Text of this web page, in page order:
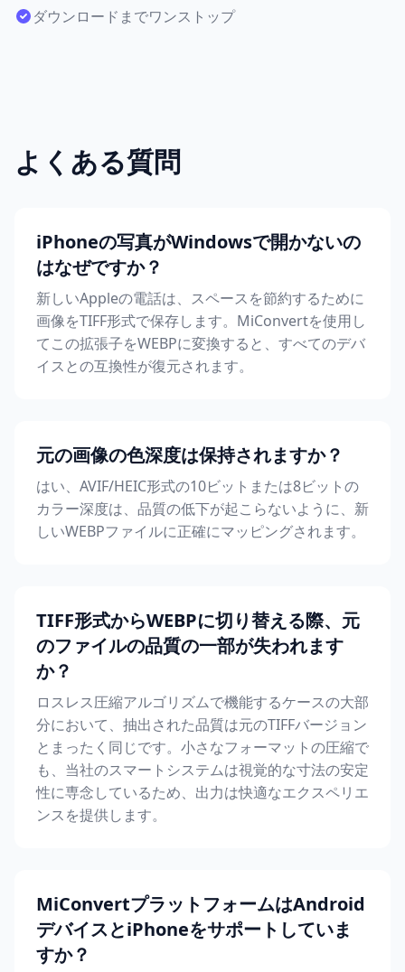
ダウンロードまでワンストップ
よくある質問
iPhoneの写真がWindowsで開かないの
はなぜですか？
新しいAppleの電話は、スペースを節約するために
画像をTIFF形式で保存します。MiConvertを使用し
てこの拡張子をWEBPに変換すると、すべてのデバ
イスとの互換性が復元されます。
元の画像の色深度は保持されますか？
はい、AVIF/HEIC形式の10ビットまたは8ビットの
カラー深度は、品質の低下が起こらないように、新
しいWEBPファイルに正確にマッピングされます。
TIFF形式からWEBPに切り替える際、元
のファイルの品質の一部が失われます
か？
ロスレス圧縮アルゴリズムで機能するケースの大部
分において、抽出された品質は元のTIFFバージョン
とまったく同じです。小さなフォーマットの圧縮で
も、当社のスマートシステムは視覚的な寸法の安定
性に専念しているため、出力は快適なエクスペリエ
ンスを提供します。
MiConvertプラットフォームはAndroid
デバイスとiPhoneをサポートしていま
すか？